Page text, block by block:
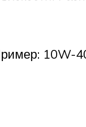
10W-